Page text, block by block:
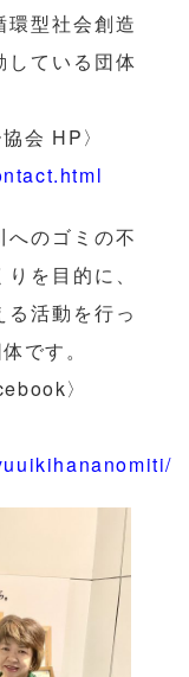
環型社会創造
している団体
会 HP〉
のゴミの不
を目的に、
活動を行っ
です。
〉